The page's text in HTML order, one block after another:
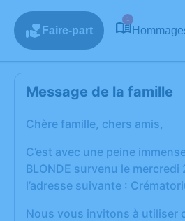
Faire-part
1
Message de la famille
Chère famille, chers amis,
C’est avec une peine
BLONDE survenu le
l’adresse suivante :
Nous vous invitons à utiliser